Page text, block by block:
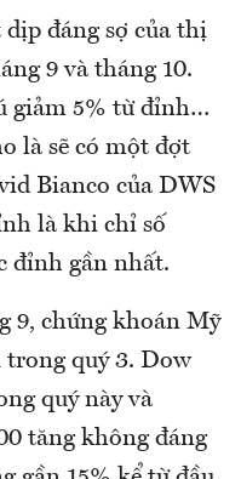
đáng sợ của thị
9 và tháng 10.
giảm 5% từ đỉnh…
là sẽ có một đợt
Bianco của DWS
là khi chỉ số
đỉnh gần nhất.
9, chứng khoán Mỹ
trong quý 3. Dow
quý này và
tăng không đáng